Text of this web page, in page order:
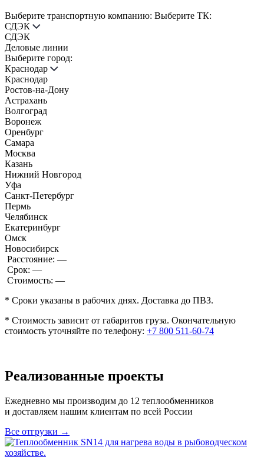
Выберите транспортную компанию: Выберите ТК:
СДЭК
СДЭК
Деловые линии
Выберите город:
Краснодар
Краснодар
Ростов-на-Дону
Астрахань
Волгоград
Воронеж
Оренбург
Самара
Москва
Казань
Нижний Новгород
Уфа
Санкт-Петербург
Пермь
Челябинск
Екатеринбург
Омск
Новосибирск
Расстояние: —
Срок: —
Стоимость: —
* Сроки указаны в рабочих днях. Доставка до ПВЗ.
* Стоимость зависит от габаритов груза. Окончательную
стоимость уточняйте по телефону: +7 800 511-60-74
Реализованные проекты
Ежедневно мы производим до 12 теплообменников
и доставляем нашим клиентам по всей России
Все отгрузки →